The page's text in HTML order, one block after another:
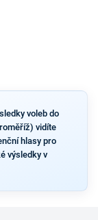
voleb do
vidíte
hlasy pro
výsledky v